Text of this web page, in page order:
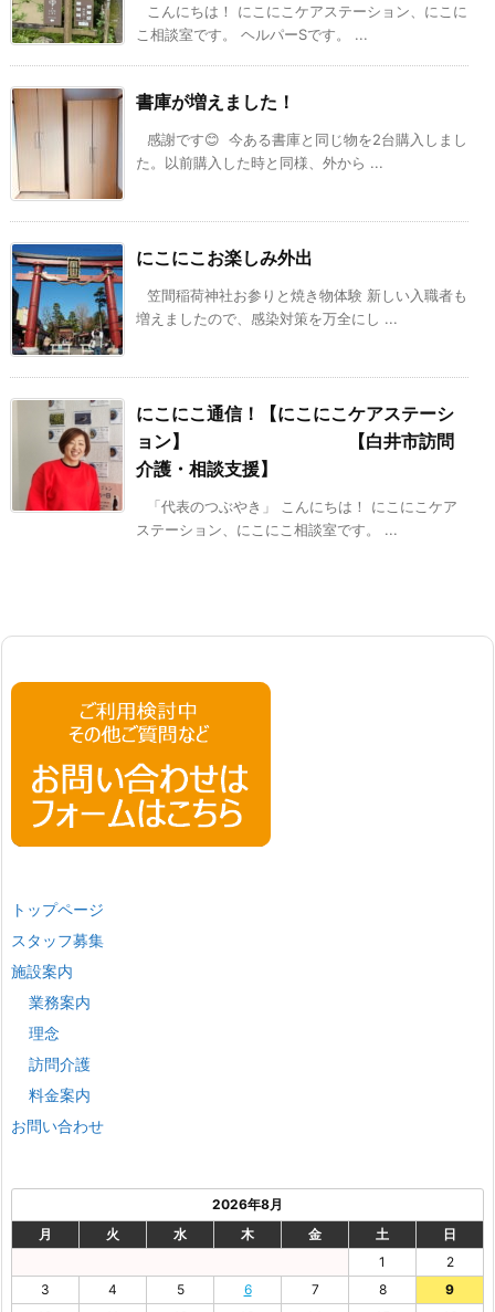
こんにちは！ にこにこケアステーション、にこに
こ相談室です。 ヘルパーSです。 ...
書庫が増えました！
感謝です😊 今ある書庫と同じ物を2台購入しまし
た。以前購入した時と同様、外から ...
にこにこお楽しみ外出
笠間稲荷神社お参りと焼き物体験 新しい入職者も
増えましたので、感染対策を万全にし ...
にこにこ通信！【にこにこケアステーシ
ョン】 【白井市訪問
介護・相談支援】
「代表のつぶやき」 こんにちは！ にこにこケア
ステーション、にこにこ相談室です。 ...
トップページ
スタッフ募集
施設案内
業務案内
理念
訪問介護
料金案内
お問い合わせ
2026年8月
月
火 水 木 金 土
日
1
2
3
4 5 6 7 8
9